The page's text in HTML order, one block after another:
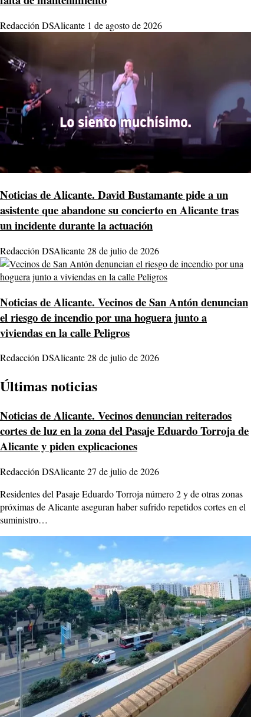
Redacción DSAlicante 1 de agosto de 2026
Noticias de Alicante. David Bustamante pide a un
asistente que abandone su concierto en Alicante tras
un incidente durante la actuación
Redacción DSAlicante28 de julio de 2026
Noticias de Alicante. Vecinos de San Antón denuncian
el riesgo de incendio por una hoguera junto a
viviendas en la calle Peligros
Redacción DSAlicante28 de julio de 2026
Últimas noticias
Noticias de Alicante. Vecinos denuncian reiterados
cortes de luz en la zona del Pasaje Eduardo Torroja de
Alicante y piden explicaciones
Redacción DSAlicante27 de julio de 2026
Residentes del Pasaje Eduardo Torroja número 2 y de otras zonas
próximas de Alicante aseguran haber sufrido repetidos cortes en el
suministro…